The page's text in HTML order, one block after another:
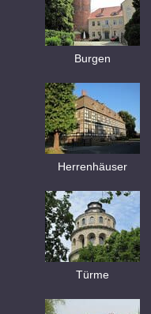
Burgen
Herrenhäuser
Türme